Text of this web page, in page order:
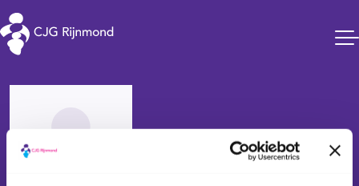
CJG Rijnmond